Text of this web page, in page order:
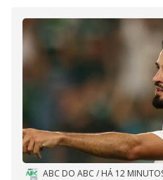
ABC DO ABC / HÁ 12